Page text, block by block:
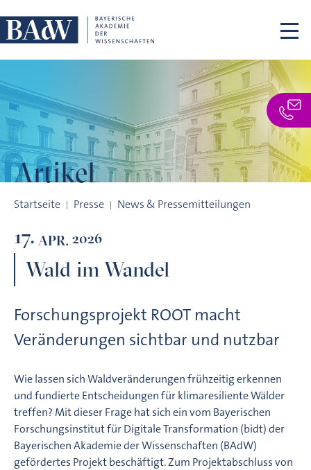
Artikel
Startseite Presse News & Pressemitteilungen
17. APR. 2026
Wald im Wandel
Forschungsprojekt ROOT macht
Veränderungen sichtbar und nutzbar
Wie lassen sich Waldveränderungen frühzeitig erkennen
und fundierte Entscheidungen für klimaresiliente Wälder
treffen? Mit dieser Frage hat sich ein vom Bayerischen
Forschungsinstitut für Digitale Transformation (bidt) der
Bayerischen Akademie der Wissenschaften (BAdW)
gefördertes Projekt beschäftigt. Zum Projektabschluss von